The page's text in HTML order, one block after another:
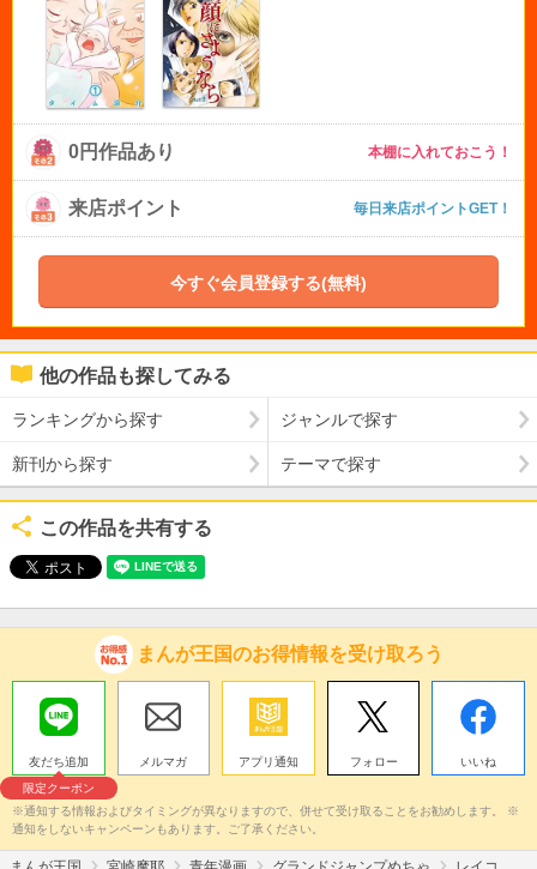
0円作品あり 本棚に入れておこう！
来店ポイント 毎日来店ポイントGET！
今すぐ会員登録する(無料)
他の作品も探してみる
ランキングから探す ジャンルで探す
新刊から探す テーマで探す
この作品を共有する
まんが王国のお得情報を受け取ろう
友だち追加
限定クーポン
メルマガ アプリ通知 フォロー いいね
※通知する情報およびタイミングが異なりますので、併せて受け取ることをお勧めします。 ※
通知をしないキャンペーンもあります。ご了承ください。